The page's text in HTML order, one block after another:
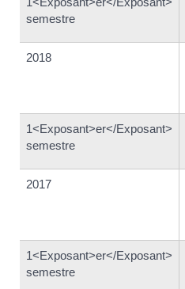
semestre
2018
1<Exposant>er</Exposant>
semestre
2017
1<Exposant>er</Exposant>
semestre